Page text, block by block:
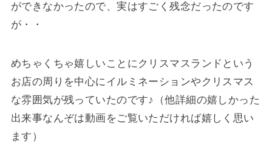
ができなかったので、実はすごく残念だったのです
が・・
めちゃくちゃ嬉しいことにクリスマスランドという
お店の周りを中心にイルミネーションやクリスマス
な雰囲気が残っていたのです♪（他詳細の嬉しかった
出来事なんぞは動画をご覧いただければ嬉しく思い
ます）